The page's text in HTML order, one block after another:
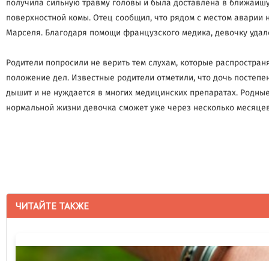
ЧИТАЙТЕ ТАКЖЕ
получила сильную травму головы и была доставлена в
поверхностной комы. Отец сообщил, что рядом с местом
Марселя. Благодаря помощи французского медика, девочку
Родители попросили не верить тем слухам, которые
положение дел. Известные родители отметили, что дочь
дышит и не нуждается в многих медицинских препаратах.
нормальной жизни девочка сможет уже через несколько